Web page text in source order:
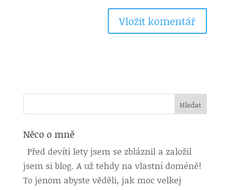
Něco o mně
Před devíti lety jsem se zbláznil a založil
jsem si blog. A už tehdy na vlastní doméně!
To jenom abyste věděli, jak moc velkej